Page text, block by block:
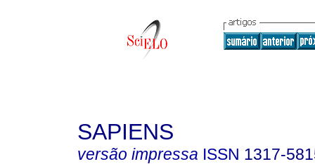
SAPIENS
versão impressa ISSN 1317-